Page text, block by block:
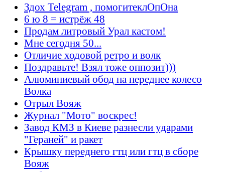
Здох Telegram , помогитеклОпОна
6 ю 8 = истрёж 48
Продам литровый Урал кастом!
Мне сегодня 50...
Отличие ходовой ретро и волк
Поздравьте! Взял тоже оппозит)))
Алюминиевый обод на переднее колесо
Волка
Отрыл Вояж
Журнал "Мото" воскрес!
Завод КМЗ в Киеве разнесли ударами
"Гераней" и ракет
Крышку переднего гтц или гтц в сборе
Вояж